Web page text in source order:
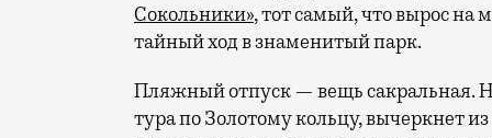
Сокольники», тот самый, что вырос на
тайный ход в знаменитый парк.
Пляжный отпуск — вещь сакральная.
тура по Золотому кольцу, вычеркнет